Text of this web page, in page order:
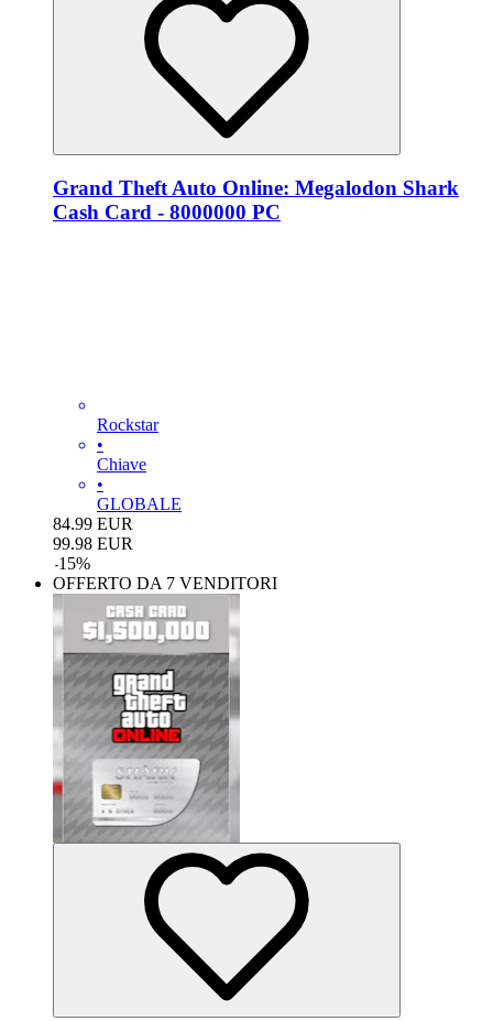
Grand Theft Auto Online: Megalodon Shark
Cash Card - 8000000 PC
Rockstar
•
Chiave
•
GLOBALE
84.99 EUR
99.98 EUR
-15%
OFFERTO DA 7 VENDITORI